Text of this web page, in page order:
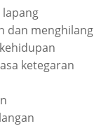
dan menghilang
ketegaran